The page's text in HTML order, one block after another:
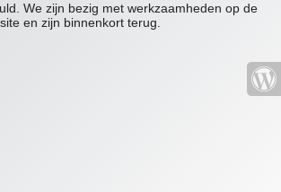
We zijn bezig met werkzaamheden op de
site en zijn binnenkort terug.